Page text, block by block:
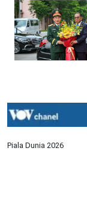
Piala Dunia 2026